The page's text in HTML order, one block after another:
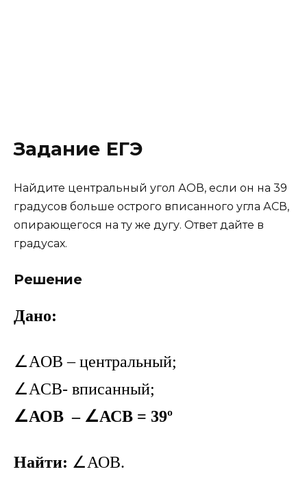
Задание ЕГЭ
Найдите центральный угол АОВ, если он на 39
градусов больше острого вписанного угла АСВ,
опирающегося на ту же дугу. Ответ дайте в
градусах.
Решение
Дано:
∠AOB – центральный;
∠ACB- вписанный;
∠АОВ – ∠АСВ = 39º
Найти: ∠АОВ.